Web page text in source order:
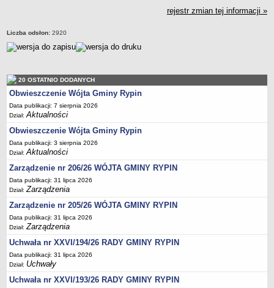
Kompetencje referatów
Regulamin naboru na wolne stanowiska urzędnicze
Ogłoszenia o naborze na wolne stanowiska urzędnicze
Lista kandydatów spełniających wymagania formalne w naborach na
wolne stanowiska urzędnicze
Wyniki naboru na wolne stanowiska urzędnicze
Petycje
Sygnaliści
Galeria
Raporty o stanie dostępności
Wnioski
WŁADZE I STRUKTURA
Struktura organizacyjna
Rada gminy
Wójt
rejestr zmian tej informacji »
Liczba odsłon: 2920
20 OSTATNIO DODANYCH
Obwieszczenie Wójta Gminy Rypin
Data publikacji: 7 sierpnia 2026
Dział:Aktualności
Obwieszczenie Wójta Gminy Rypin
Data publikacji: 3 sierpnia 2026
Dział:Aktualności
Zarządzenie nr 206/26 WÓJTA GMINY RYPIN
Data publikacji: 31 lipca 2026
Dział:Zarządzenia
Zarządzenie nr 205/26 WÓJTA GMINY RYPIN
Data publikacji: 31 lipca 2026
Dział:Zarządzenia
Uchwała nr XXVI/194/26 RADY GMINY RYPIN
Data publikacji: 31 lipca 2026
Dział: Uchwały
Uchwała nr XXVI/193/26 RADY GMINY RYPIN